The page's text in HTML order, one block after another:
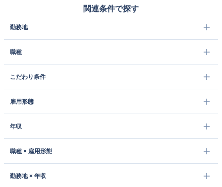
関連条件で探す
勤務地
職種
こだわり条件
雇用形態
年収
職種 × 雇用形態
勤務地 × 年収